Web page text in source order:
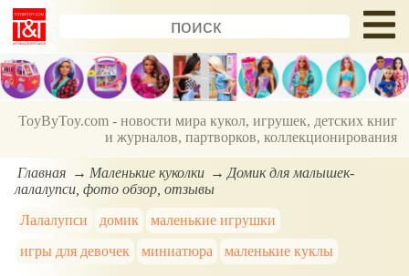
ToyByToy.com - новости мира кукол, игрушек, детских книг
и журналов, партворков, коллекционирования
Главная Маленькие куколки
Домик для малышек-
лалалупси, фото обзор, отзывы
Лалалупси
домик
маленькие игрушки
игры для девочек
миниатюра маленькие куклы